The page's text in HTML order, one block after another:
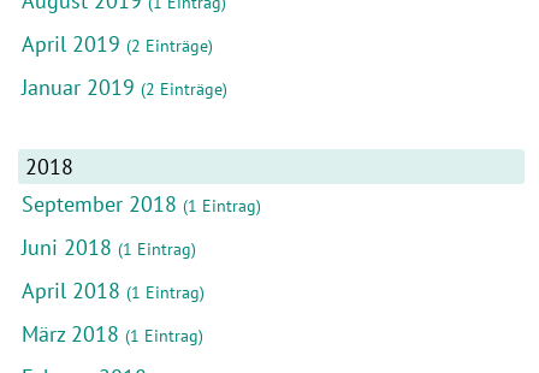
April 2019 (2 Einträge)
Januar 2019 (2 Einträge)
2018
September 2018 (1 Eintrag)
Juni 2018 (1 Eintrag)
April 2018 (1 Eintrag)
März 2018 (1 Eintrag)